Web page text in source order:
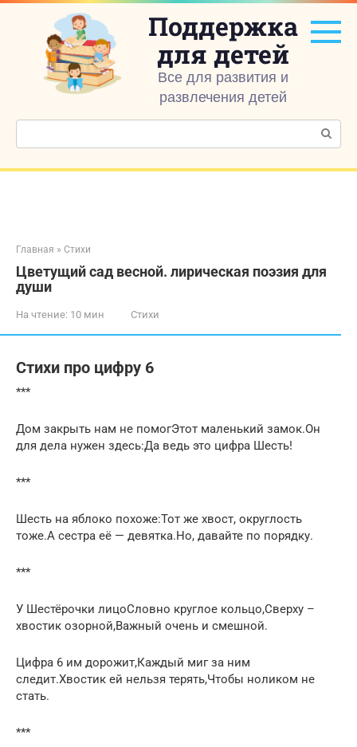
Перейти
контенту
Поддержка
для детей
Все для развития и
развлечения детей
Поиск:
Главная » Стихи
Цветущий сад весной. лирическая поэзия для
души
На чтение: 10 мин Стихи
Стихи про цифру 6
***
Дом закрыть нам не помогЭтот маленький замок.Он
для дела нужен здесь:Да ведь это цифра Шесть!
***
Шесть на яблоко похоже:Тот же хвост, округлость
тоже.А сестра её — девятка.Но, давайте по порядку.
***
У Шестёрочки лицоСловно круглое кольцо,Сверху –
хвостик озорной,Важный очень и смешной.
Цифра 6 им дорожит,Каждый миг за ним
следит.Хвостик ей нельзя терять,Чтобы ноликом не
стать.
***